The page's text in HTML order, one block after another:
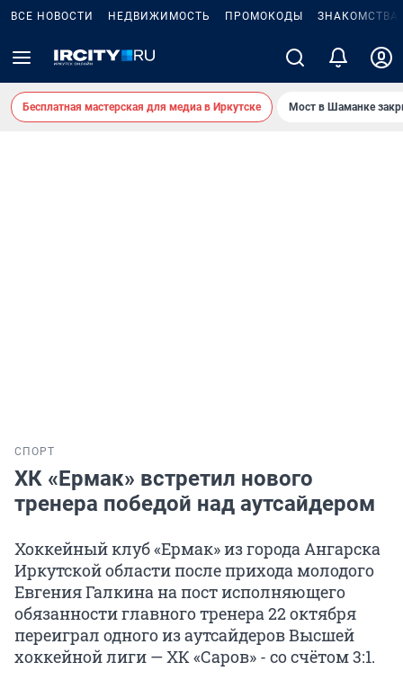
ВСЕ НОВОСТИ НЕДВИЖИМОСТЬ ПРОМОКОДЫ ЗНАКОМСТВА
Бесплатная мастерская для медиа в Иркутске Мост в Шаманке
СПОРТ
ХК «Ермак» встретил нового
тренера победой над аутсайдером
Хоккейный клуб «Ермак» из города Ангарска
Иркутской области после прихода молодого
Евгения Галкина на пост исполняющего
обязанности главного тренера 22 октября
переиграл одного из аутсайдеров Высшей
хоккейной лиги — ХК «Саров» - со счётом 3:1.